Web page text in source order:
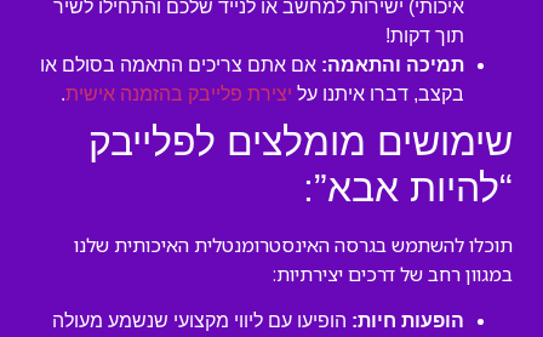
איכותי) ישירות למחשב או לנייד שלכם והתחילו לשיר
תוך דקות!
תמיכה והתאמה: אם אתם צריכים התאמה בסולם או
בקצב, דברו איתנו על יצירת פלייבק בהזמנה אישית.
שימושים מומלצים לפלייבק
“להיות אבא”:
תוכלו להשתמש בגרסה האינסטרומנטלית האיכותית שלנו
במגוון רחב של דרכים יצירתיות:
הופעות חיות: הופיעו עם ליווי מקצועי שנשמע מעולה